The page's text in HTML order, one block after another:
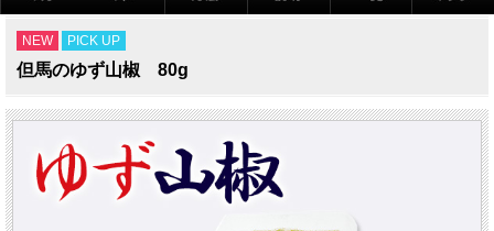
NEW PICK UP
但馬のゆず山椒 80g